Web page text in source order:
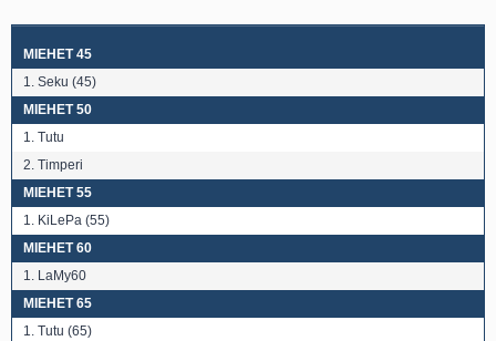
MIEHET 45
1. Seku (45)
MIEHET 50
1. Tutu
2. Timperi
MIEHET 55
1. KiLePa (55)
MIEHET 60
1. LaMy60
MIEHET 65
1. Tutu (65)